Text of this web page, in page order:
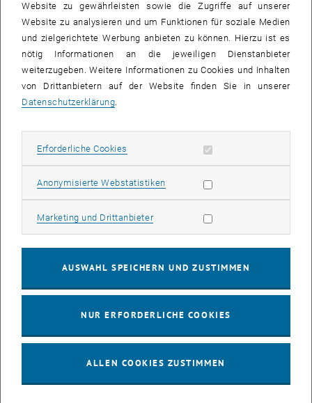
Davonfliegende Elektronen
Es handelt sich bei einem solchen Einschlag somit um einen
komplizierten Prozess, an dem eine große Zahl von Teilchen
beteiligt ist. Dabei kann es auch passieren, dass Elektronen
fortgeschleudert werden – und genau das hat Anna Niggas nun in
ihrer Dissertation untersucht. „Sowohl die Anzahl als auch die
Energie dieser Elektronen kann man messen, und zwar mit
Prozesse dabei eine Rolle spielen, und warum unterschiedliche
ausnutzen, um ganz gezielt eine poröse Membran herzustellen.
Rolle – um Materialoberflächen gezielt zu verändern, um die
Eigenschaften verschiedener Materialien zu charakterisieren, und
Kernfusionsreaktor treffen nämlich ständig geladene Teilchen auf
das Material der Reaktorwand, und dabei soll der Reaktor möglichst
Website zu gewährleisten sowie die Zugriffe auf unserer
Website zu analysieren und um Funktionen für soziale Medien
und zielgerichtete Werbung anbieten zu können. Hierzu ist es
nötig Informationen an die jeweiligen Dienstanbieter
weiterzugeben. Weitere Informationen zu Cookies und Inhalten
von Drittanbietern auf der Website finden Sie in unserer
Datenschutzerklärung.
Erforderliche Cookies Erforderliche Cookies zulassen
Anonymisierte WebstatistikenStatistik Cookies zulassen
Marketing und DrittanbieterMarketing Cookies zulassen
AUSWAHL SPEICHERN UND ZUSTIMMEN
NUR ERFORDERLICHE COOKIES
ALLEN COOKIES ZUSTIMMEN